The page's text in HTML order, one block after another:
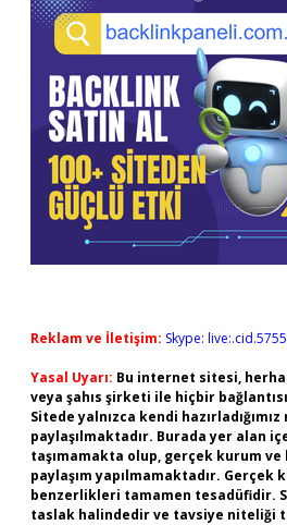
Reklam ve İletişim: Skype:
Yasal Uyarı: Bu internet sitesi,
veya şahıs şirketi ile hiçbir
Sitede yalnızca kendi
paylaşılmaktadır. Burada yer alan
taşımamakta olup, gerçek kurum ve
paylaşım yapılmamaktadır. Gerçek
benzerlikleri tamamen tesadüfidir.
taslak halindedir ve tavsiye niteliği